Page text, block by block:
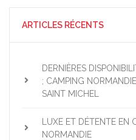
ARTICLES RÉCENTS
DERNIÈRES
; CAMPING
SAINT MICHEL
LUXE ET DÉTENTE EN
NORMANDIE